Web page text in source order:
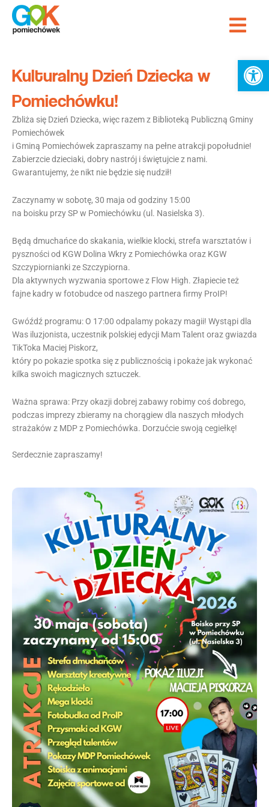
Przejdź
treści
Kulturalny Dzień Dziecka w
Pomiechówku!
Zbliża się Dzień Dziecka, więc razem z Biblioteką Publiczną Gminy
Pomiechówek
i Gminą Pomiechówek zapraszamy na pełne atrakcji popołudnie!
Zabierzcie dzieciaki, dobry nastrój i świętujcie z nami.
Gwarantujemy, że nikt nie będzie się nudził!
Zaczynamy w sobotę, 30 maja od godziny 15:00
na boisku przy SP w Pomiechówku (ul. Nasielska 3).
Będą dmuchańce do skakania, wielkie klocki, strefa warsztatów i
pyszności od KGW Dolina Wkry z Pomiechówka oraz KGW
Szczypiornianki ze Szczypiorna.
Dla aktywnych wyzwania sportowe z Flow High. Złapiecie też
fajne kadry w fotobudce od naszego partnera firmy ProIP!
Gwóźdź programu: O 17:00 odpalamy pokazy magii! Wystąpi dla
Was iluzjonista, uczestnik polskiej edycji Mam Talent oraz gwiazda
TikToka Maciej Piskorz,
który po pokazie spotka się z publicznością i pokaże jak wykonać
kilka swoich magicznych sztuczek.
Ważna sprawa: Przy okazji dobrej zabawy robimy coś dobrego,
podczas imprezy zbieramy na chorągiew dla naszych młodych
strażaków z MDP z Pomiechówka. Dorzućcie swoją cegiełkę!
Serdecznie zapraszamy!